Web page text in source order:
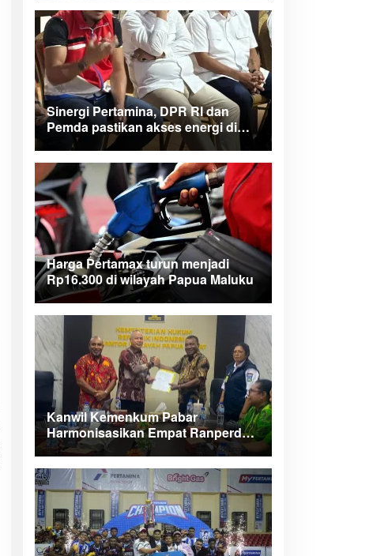
Sinergi Pertamina, DPR RI dan
Pemda pastikan akses energi di
Teluk Bintuni
Harga Pertamax turun menjadi
Rp16.300 di wilayah Papua Maluku
Kanwil Kemenkum Pabar
Harmonisasikan Empat Ranperda
Kabupaten Teluk Wondama